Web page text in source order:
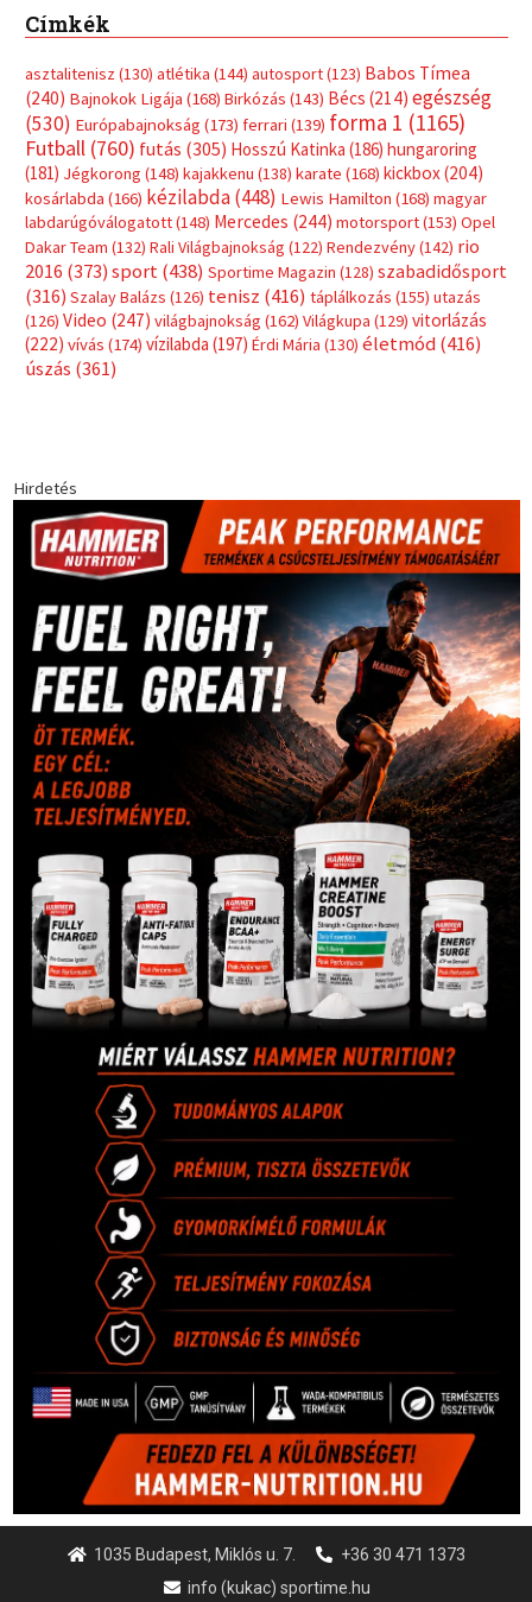
Címkék
(181)Jégkorong(148)kajakkenu(138)karate(168)kickbox(204)
kosárlabda(166)kézilabda(448)Lewis Hamilton(168) magyar
labdarúgóválogatott
(148) Mercedes (244)motorsport(153)Opel
Dakar Team(132)Rali Világbajnokság(122)Rendezvény(142)rio
Sportime Magazin(128) szabadidősport
(316) Szalay Balázs (126)tenisz(416)táplálkozás(155)utazás
(126) Video(247)világbajnokság (162)Világkupa(129)vitorlázás
(222)vívás(174) vízilabda(197) Érdi Mária(130)életmód(416)
úszás(361)
Hirdetés